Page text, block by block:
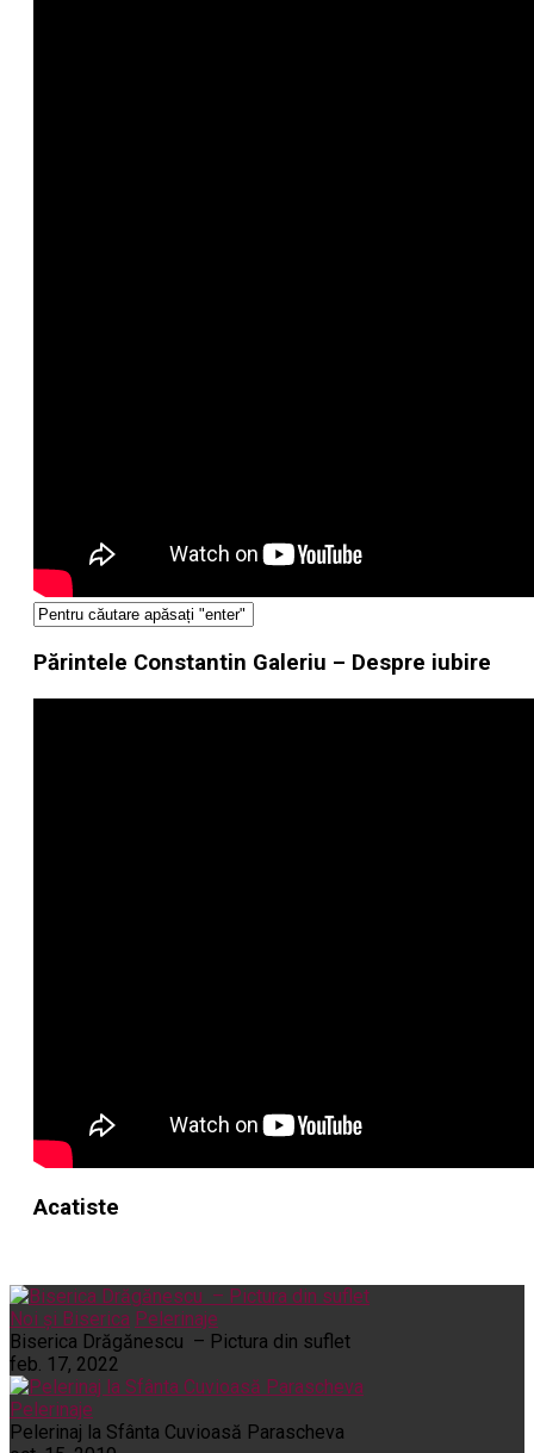
Părintele Constantin Galeriu – Despre iubire
Acatiste
Noi și Biserica Pelerinaje
Biserica Drăgănescu – Pictura din suflet
feb. 17, 2022
Pelerinaje
Pelerinaj la Sfânta Cuvioasă Parascheva